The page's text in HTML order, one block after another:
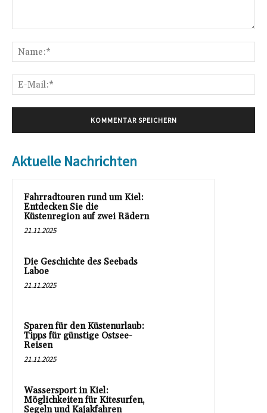
Aktuelle Nachrichten
Fahrradtouren rund um Kiel:
Entdecken Sie die
Küstenregion auf zwei Rädern
21.11.2025
Die Geschichte des Seebads
Laboe
21.11.2025
Sparen für den Küstenurlaub:
Tipps für günstige Ostsee-
Reisen
21.11.2025
Wassersport in Kiel:
Möglichkeiten für Kitesurfen,
Segeln und Kajakfahren